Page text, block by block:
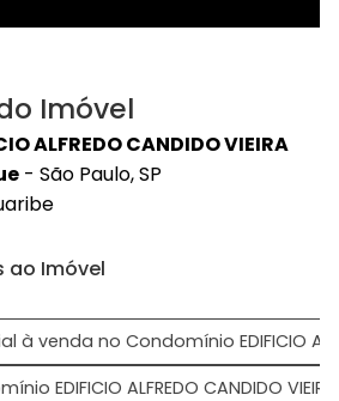
Imóvel
ALFREDO CANDIDO VIEIRA
- São Paulo, SP
ao Imóvel
venda no Condomínio EDIFICIO
EDIFICIO ALFREDO CANDIDO VIEIRA